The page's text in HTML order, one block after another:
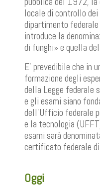
locale di controllo dei
dipartimento
introduce la
di funghi» e quella
E' prevedibile che in
formazione degli
della Legge federale
e gli esami siano
dell'Ufficio federale
e la tecnologia
esami sarà
certificato federale
Oggi